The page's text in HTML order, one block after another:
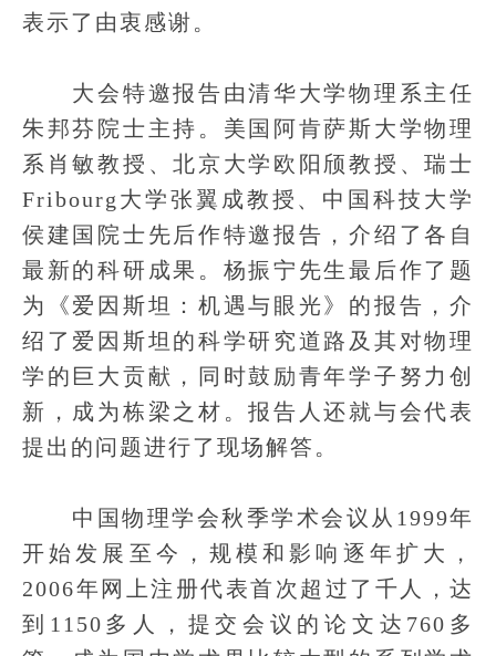
表示了由衷感谢。
大会特邀报告由清华大学物理系主任
朱邦芬院士主持。美国阿肯萨斯大学物理
系肖敏教授、北京大学欧阳颀教授、瑞士
Fribourg大学张翼成教授、中国科技大学
侯建国院士先后作特邀报告，介绍了各自
最新的科研成果。杨振宁先生最后作了题
为《爱因斯坦：机遇与眼光》的报告，介
绍了爱因斯坦的科学研究道路及其对物理
学的巨大贡献，同时鼓励青年学子努力创
新，成为栋梁之材。报告人还就与会代表
提出的问题进行了现场解答。
中国物理学会秋季学术会议从1999年
开始发展至今，规模和影响逐年扩大，
2006年网上注册代表首次超过了千人，达
到1150多人，提交会议的论文达760多